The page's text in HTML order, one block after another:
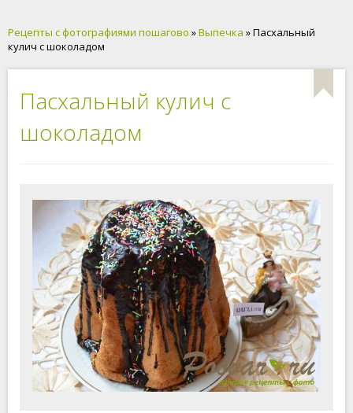
Рецепты с фотографиями пошагово »Выпечка » Пасхальный
кулич с шоколадом
Пасхальный кулич с
шоколадом